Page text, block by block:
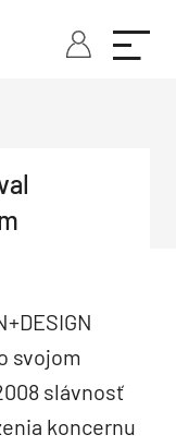
svojom
slávnosť
koncernu